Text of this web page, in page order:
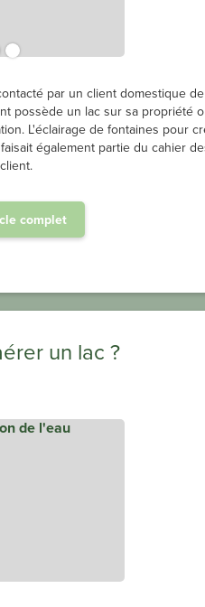
par un client domestique
possède un lac sur sa propriété
L'éclairage de fontaines pour
également partie du cahier
complet
un lac ?